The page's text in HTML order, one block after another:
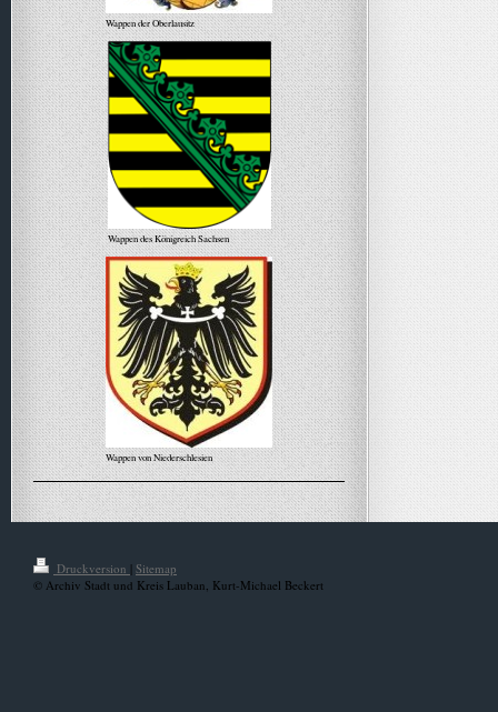
Wappen der Oberlausitz
Wappen des Königreich Sachsen
Wappen von Niederschlesien
Alle Meldungen
Druckversion | Sitemap
© Archiv Stadt und Kreis Lauban, Kurt-Michael Beckert